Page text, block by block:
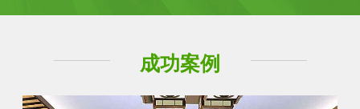
成功案例